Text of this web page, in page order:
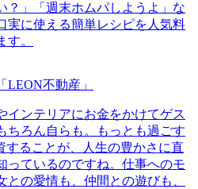
？」「週末ホムパしようよ」な
実に使える簡単レシピを人気料
。
LEON不動産」
インテリアにお金をかけてゲス
ちろん自らも。もっとも過ごす
することが、人生の豊かさに直
っているのですね。仕事へのモ
との愛情も、仲間との遊びも、